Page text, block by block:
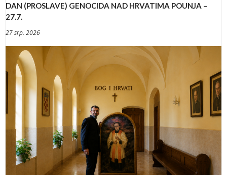
DAN (PROSLAVE) GENOCIDA NAD HRVATIMA POUNJA –
27.7.
27 srp. 2026